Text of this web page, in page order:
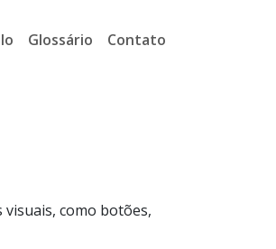
Glossário Contato
como botões,